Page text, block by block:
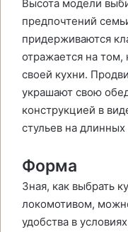
Высота модели
предпочтений
придерживаются
отражается на том,
своей кухни.
украшают свою
конструкцией в
стульев на
Форма
Зная, как выбрать
локомотивом,
удобства в